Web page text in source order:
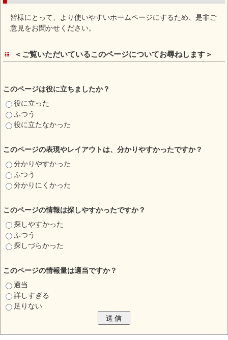
皆様にとって、より使いやすいホームページにするため、是非ご
意見をお聞かせください。
＜ご覧いただいているこのページについてお尋ねします＞
このページは役に立ちましたか？
役に立った
ふつう
役に立たなかった
このページの表現やレイアウトは、分かりやすかったですか？
分かりやすかった
ふつう
分かりにくかった
このページの情報は探しやすかったですか？
探しやすかった
ふつう
探しづらかった
このページの情報量は適当ですか？
適当
詳しすぎる
足りない